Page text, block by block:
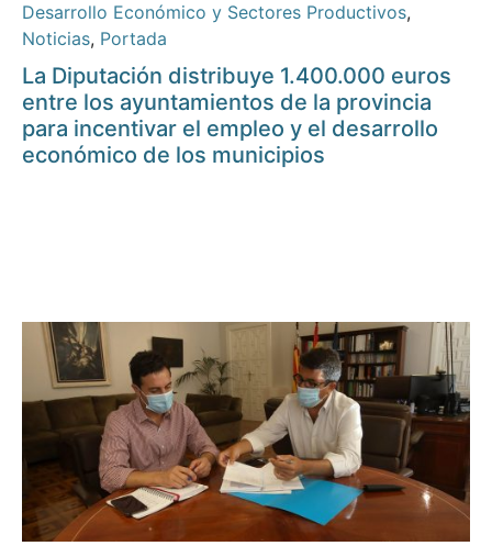
Desarrollo Económico y Sectores Productivos,
Noticias, Portada
La Diputación distribuye 1.400.000 euros
entre los ayuntamientos de la provincia
para incentivar el empleo y el desarrollo
económico de los municipios